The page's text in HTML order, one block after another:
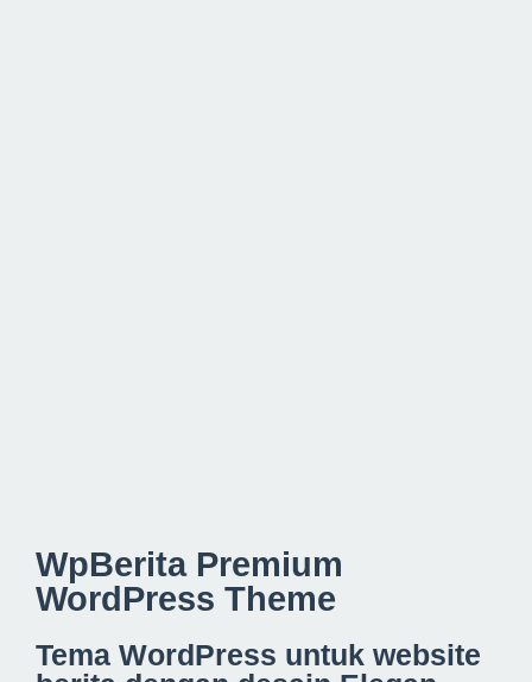
WpBerita Premium
WordPress Theme
Tema WordPress untuk website